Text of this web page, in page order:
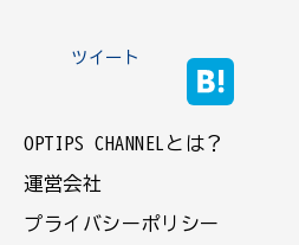
ツイート
OPTIPS CHANNELとは？
運営会社
プライバシーポリシー